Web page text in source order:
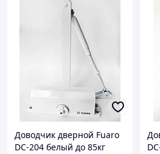
Доводчик дверной Fuaro
DC-204 белый до 85кг